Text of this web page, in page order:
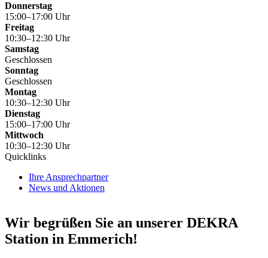
Donnerstag
15:00–17:00 Uhr
Freitag
10:30–12:30 Uhr
Samstag
Geschlossen
Sonntag
Geschlossen
Montag
10:30–12:30 Uhr
Dienstag
15:00–17:00 Uhr
Mittwoch
10:30–12:30 Uhr
Quicklinks
Ihre Ansprechpartner
News und Aktionen
Wir begrüßen Sie an unserer DEKRA
Station in Emmerich!